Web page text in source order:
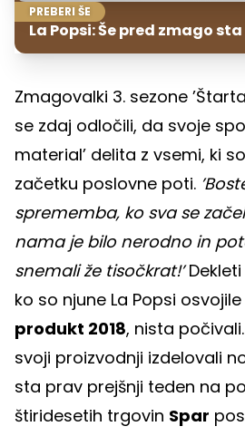
PREBERI ŠE
La Popsi: Še pred zmago
Zmagovalki 3. sezone
se zdaj odločili, da svoje
material’ delita z vsemi, ki
začetku poslovne poti.
sprememba, ko sva se
nama je bilo nerodno in
snemali že tisočkrat!’
ko so njune La Popsi
produkt 2018, nista
svoji proizvodnji izdelovali
sta prav prejšnji teden na
štiridesetih trgovin Spar